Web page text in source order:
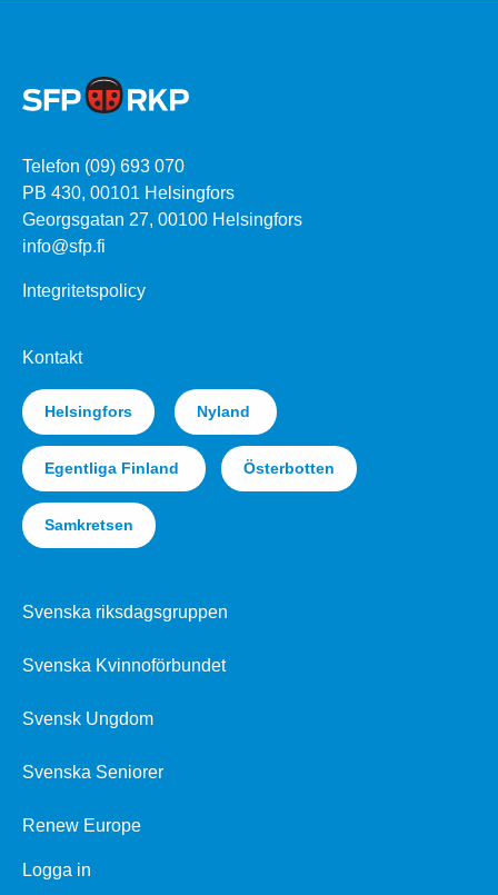
Telefon (09) 693 070
PB 430, 00101 Helsingfors
Georgsgatan 27, 00100 Helsingfors
info@sfp.fi
Integritetspolicy
Kontakt
Helsingfors Nyland
Egentliga Finland Österbotten
Samkretsen
Svenska riksdagsgruppen
Svenska Kvinnoförbundet
Svensk Ungdom
Svenska Seniorer
Renew Europe
Logga in